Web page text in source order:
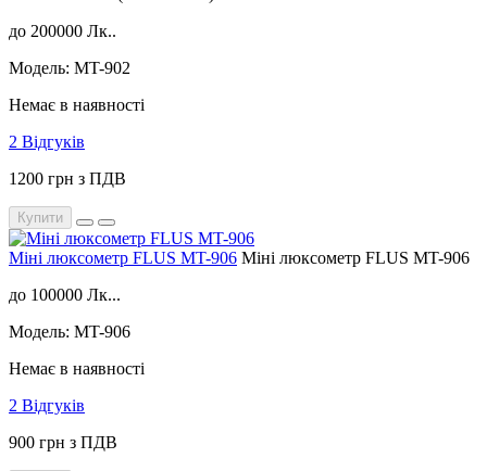
до 200000 Лк..
Модель: MT-902
Немає в наявності
2 Відгуків
1200 грн з ПДВ
Купити
Міні люксометр FLUS MT-906 Міні люксометр FLUS MT-906
до 100000 Лк...
Модель: MT-906
Немає в наявності
2 Відгуків
900 грн з ПДВ